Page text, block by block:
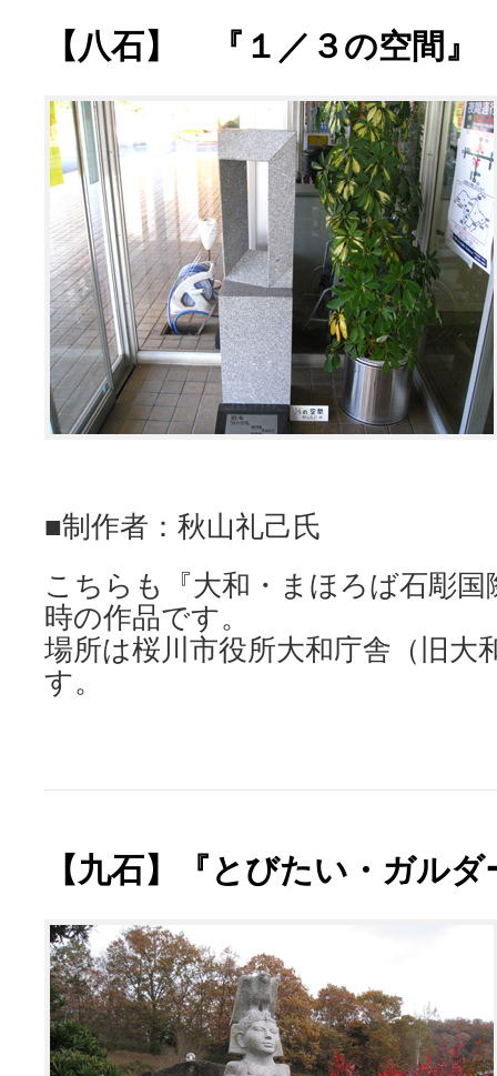
【八石】 『１／３の空間』
■制作者：秋山礼己氏
こちらも『大和・まほろば石彫
時の作品です。
場所は桜川市役所大和庁舎（旧大
す。
【九石】『とびたい・ガル